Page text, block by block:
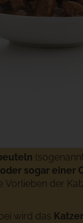
sogar einer
der
wird das